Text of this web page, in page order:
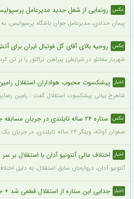
عکس رونمایی از شغل جدید مدیرعامل
پیمان حدادی، مدیرعامل جوان باشگاه پرسپولیس،
عکس روحیه بالای آقای گل فوتبال ایران برای
شهریار مغانلو در شرایطی پیراهن تراکتور را بر تن
اخبار پیشکسوت محبوب هواداران استقلال رامین رضاییان
شاهرخ بیانی پیشکسوت استقلال گفت : رامین
عکس ستاره ۲۴ ساله تایلندی در جریان مسابقه جان خود را از دست داد + عکس
صفوان آوائه، وینگر ۲۴ ساله تایلندی، در جریان یک مسابقه فوتبال بر اثر برخورد صاعقه جان خود را از دست داد.
اخبار اختلاف مالی آنتونیو آدان با استقلال بر سر
آنتونیو آدان، دروازه‌بان سابق استقلال، به دلیل اختلاف بر سر مبلغ مطالبات (۱۰۰ تا
اخبار جدایی این ستاره از استقلال قطعی شد +